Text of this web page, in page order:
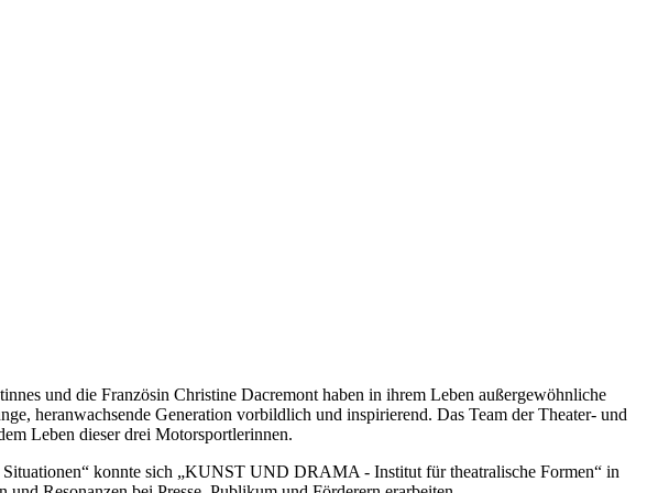
und die Französin Christine Dacremont haben in ihrem Leben außergewöhnliche
heranwachsende Generation vorbildlich und inspirierend. Das Team der Theater- und
Leben dieser drei Motorsportlerinnen.
konnte sich „KUNST UND DRAMA - Institut für theatralische Formen“ in